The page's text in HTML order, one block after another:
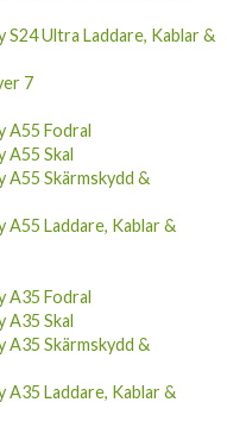
S24 Ultra Laddare, Kablar &
7
A55 Fodral
A55 Skal
A55 Skärmskydd &
A55 Laddare, Kablar &
A35 Fodral
A35 Skal
A35 Skärmskydd &
A35 Laddare, Kablar &